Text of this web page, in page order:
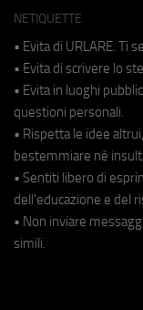
NETIQUETTE
• Evita di URLARE. Ti
• Evita di scrivere lo
• Evita in luoghi
questioni personali.
• Rispetta le idee
bestemmiare né
• Sentiti libero di
dell'educazione e del
• Non inviare
simili.